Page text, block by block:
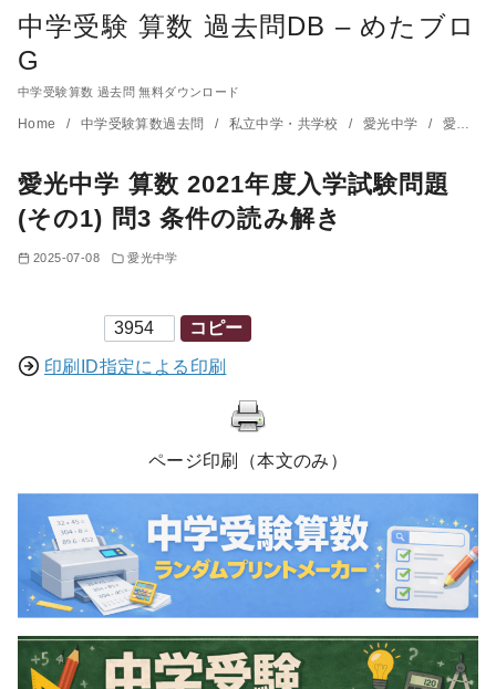
中学受験 算数 過去問DB – めたブロ
G
中学受験算数 過去問 無料ダウンロード
Home 中学受験算数過去問 私立中学・共学校 愛光中学 愛光中学 算数 2021年度入学試験問題(その1) 問3 条件の読み解き
愛光中学 算数 2021年度入学試験問題
(その1) 問3 条件の読み解き
2025-07-08 愛光中学
コピー
印刷ID指定による印刷
ページ印刷（本文のみ）